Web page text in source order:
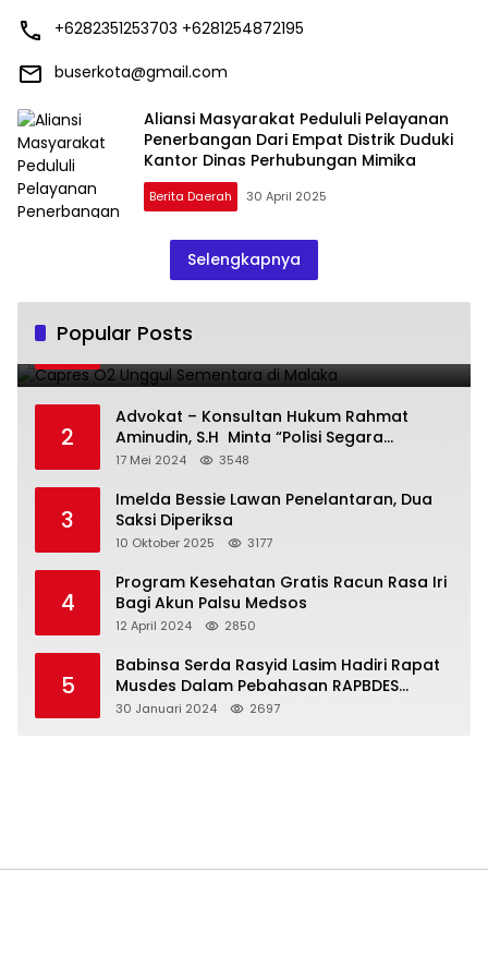
+6282351253703 +6281254872195
buserkota@gmail.com
Aliansi Masyarakat Pedululi Pelayanan
Penerbangan Dari Empat Distrik Duduki
Kantor Dinas Perhubungan Mimika
Berita Daerah 30 April 2025
Selengkapnya
Popular Posts
1 Capres O2 Unggul Sementara di Malaka
2
Advokat – Konsultan Hukum Rahmat
Aminudin, S.H Minta “Polisi Segara
Tuntaskan Kasus Vina”
17 Mei 2024 3548
3
Imelda Bessie Lawan Penelantaran, Dua
Saksi Diperiksa
10 Oktober 2025 3177
4
Program Kesehatan Gratis Racun Rasa Iri
Bagi Akun Palsu Medsos
12 April 2024 2850
5
Babinsa Serda Rasyid Lasim Hadiri Rapat
Musdes Dalam Pebahasan RAPBDES
Bereliku 2024
30 Januari 2024 2697